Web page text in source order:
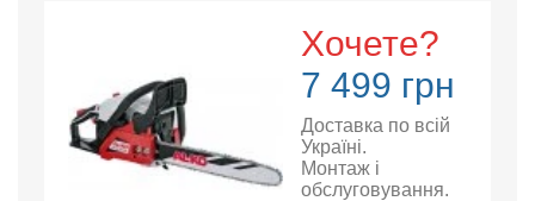
Хочете?
7 499 грн
Доставка по всій
Україні.
Монтаж і
обслуговування.